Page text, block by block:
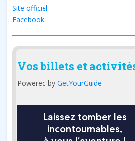
Site officiel
Facebook
Vos billets et
Powered by GetYourGuide